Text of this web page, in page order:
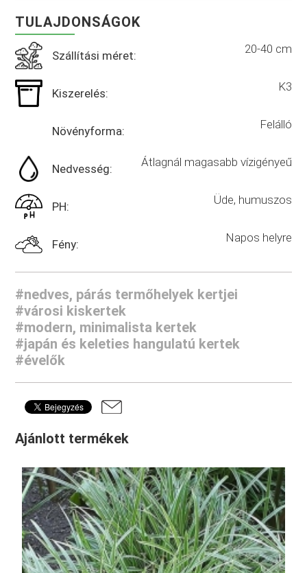
TULAJDONSÁGOK
Szállítási méret: 20-40 cm
Kiszerelés: K3
Növényforma: Felálló
Nedvesség: Átlagnál magasabb vízigényeű
PH: Üde, humuszos
Fény: Napos helyre
#nedves, párás termőhelyek kertjei
#városi kiskertek
#modern, minimalista kertek
#japán és keleties hangulatú kertek
#évelők
Ajánlott termékek